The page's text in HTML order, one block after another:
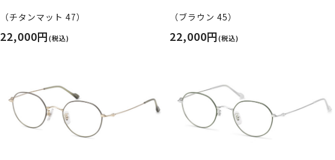
（チタンマット 47）
22,000円(税込)
（ブラウン 45）
22,000円(税込)